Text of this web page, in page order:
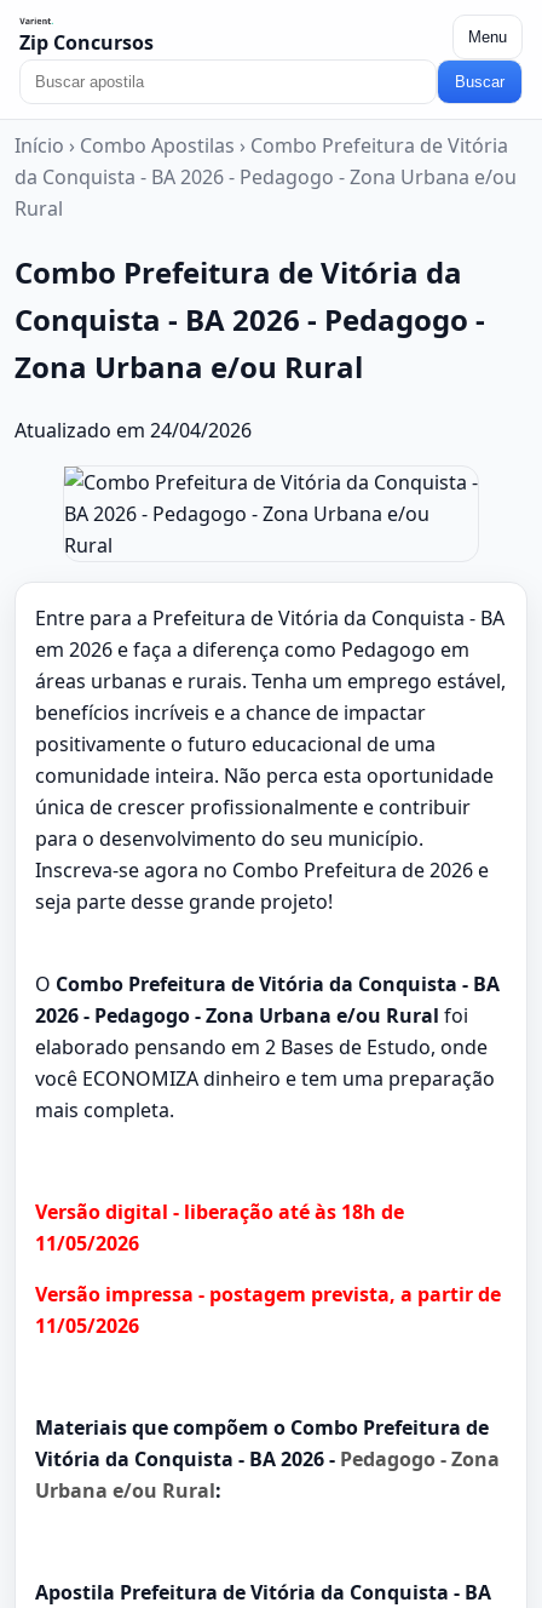
Zip Concursos Menu
Buscar
Início › Combo Apostilas › Combo Prefeitura de Vitória
da Conquista - BA 2026 - Pedagogo - Zona Urbana e/ou
Rural
Combo Prefeitura de Vitória da
Conquista - BA 2026 - Pedagogo -
Zona Urbana e/ou Rural
Atualizado em 24/04/2026
Entre para a Prefeitura de Vitória da Conquista - BA
em 2026 e faça a diferença como Pedagogo em
áreas urbanas e rurais. Tenha um emprego estável,
benefícios incríveis e a chance de impactar
positivamente o futuro educacional de uma
comunidade inteira. Não perca esta oportunidade
única de crescer profissionalmente e contribuir
para o desenvolvimento do seu município.
Inscreva-se agora no Combo Prefeitura de 2026 e
seja parte desse grande projeto!
O Combo Prefeitura de Vitória da Conquista - BA
2026 - Pedagogo - Zona Urbana e/ou Rural foi
elaborado pensando em 2 Bases de Estudo, onde
você ECONOMIZA dinheiro e tem uma preparação
mais completa.
Versão digital - liberação até às 18h de
11/05/2026
Versão impressa - postagem prevista, a partir de
11/05/2026
Materiais que compõem o Combo Prefeitura de
Vitória da Conquista - BA 2026 - Pedagogo - Zona
Urbana e/ou Rural:
Apostila Prefeitura de Vitória da Conquista - BA